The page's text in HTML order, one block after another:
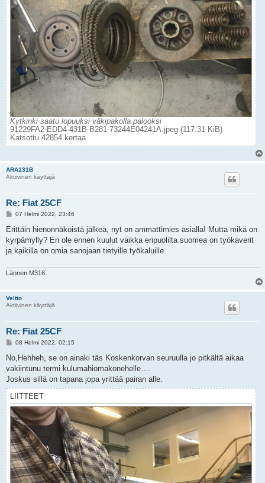
Kytkinki saatu lopuuksi väkipakolla palooksi
91229FA2-EDD4-431B-B281-73244E04241A.jpeg (117.31 KiB)
Katsottu 42854 kertaa
ARA131B
Aktiivinen käyttäjä
Re: Fiat 25CF
V
e
t
07 Helmi 2022, 23:46
Erittäin hienonnäköistä jälkeä, nyt on ammattimies asialla! Mutta mikä on
kyrpämylly? En ole ennen kuulut vaikka eripuolilta suomea on työkaverit
ja kaikilla on omia sanojaan tietyille työkaluille.
Lännen M316
Veltto
Aktiivinen käyttäjä
Re: Fiat 25CF
V
e
t
i
08 Helmi 2022, 02:15
No,Hehheh, se on ainaki täs Koskenkorvan seuruulla jo pitkältä aikaa
vakiintunu termi kulumahiomakonehelle….
Joskus sillä on tapana jopa yrittää pairan alle.
LIITTEET